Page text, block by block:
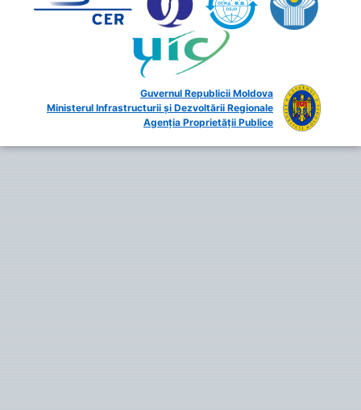
Guvernul Republicii Moldova
Ministerul Infrastructurii și Dezvoltării Regionale
Agenția Proprietății Publice